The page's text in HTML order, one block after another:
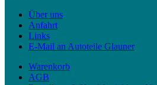
Über uns
Anfahrt
Links
E-Mail an Autoteile Glauner
Warenkorb
AGB